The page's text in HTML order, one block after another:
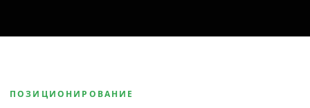
ПОЗИЦИОНИРОВАНИЕ